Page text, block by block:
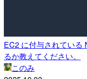
EC2 に付与されている
るか教えてください。
このみ